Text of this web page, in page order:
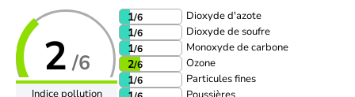
2 /6
Indice pollution
1/6 Dioxyde d'azote
1/6 Dioxyde de soufre
1/6 Monoxyde de carbone
2/6 Ozone
1/6 Particules fines